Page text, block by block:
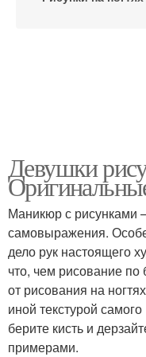
Девушки
Маникюр с рисунками
самовыражения.
дело рук настоящего
что, чем рисование по
от рисования на
иной текстурой
берите кисть и
примерами.